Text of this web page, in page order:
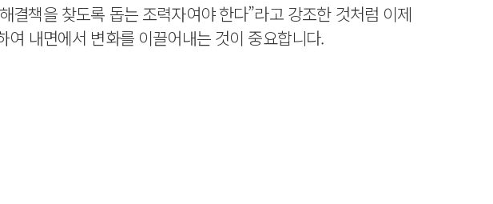
책을 찾도록 돕는 조력자여야 한다”라고 강조한 것처럼 이제
여 내면에서 변화를 이끌어내는 것이 중요합니다.